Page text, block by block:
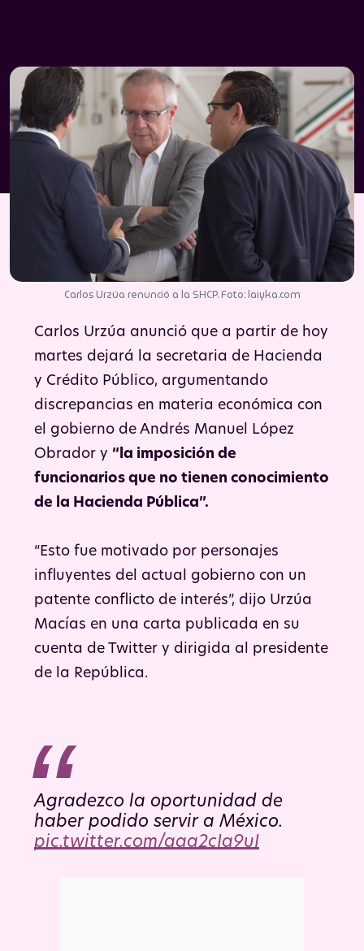
Carlos Urzúa renunció a la SHCP. Foto: laiyka.com
Carlos Urzúa anunció que a partir de hoy
martes dejará la secretaria de Hacienda
y Crédito Público, argumentando
discrepancias en materia económica con
el gobierno de Andrés Manuel López
Obrador y “la imposición de
funcionarios que no tienen conocimiento
de la Hacienda Pública”.
“Esto fue motivado por personajes
influyentes del actual gobierno con un
patente conflicto de interés”, dijo Urzúa
Macías en una carta publicada en su
cuenta de Twitter y dirigida al presidente
de la República.
Agradezco la oportunidad de
haber podido servir a México.
pic.twitter.com/aaa2cIa9uI